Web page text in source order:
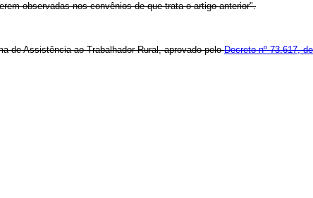
observadas nos convênios de que trata o artigo anterior".
de Assistência ao Trabalhador Rural, aprovado peloDecreto nº 73.617,